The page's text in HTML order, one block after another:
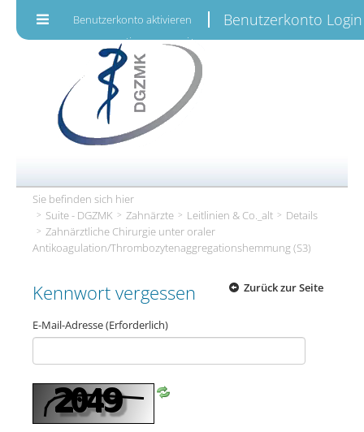
Benutzerkonto aktivieren Benutzerkonto Login
Sie befinden sich hier
Suite - DGZMK
Zahnärzte Leitlinien & Co._alt
Details
Zahnärztliche Chirurgie unter oraler
Antikoagulation/Thrombozytenaggregationshemmung (S3)
Kennwort vergessen Zurück zur Seite
E-Mail-Adresse(Erforderlich)